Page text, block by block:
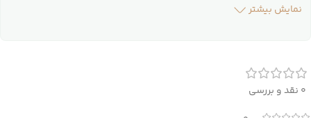
نمایش بیشتر
0 نقد و بررسی